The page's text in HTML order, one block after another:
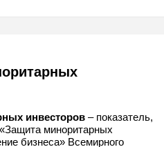
инвесторов – показатель,
миноритарных
бизнеса» Всемирного